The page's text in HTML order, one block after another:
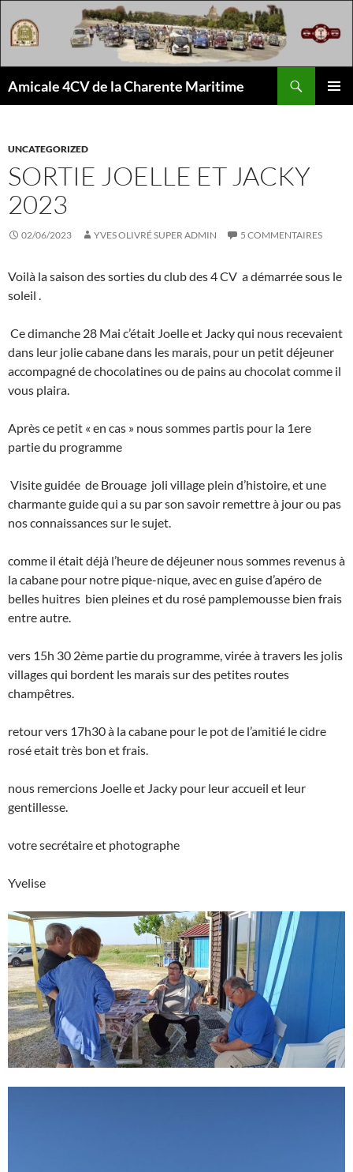
au
contenu
Amicale 4CV de la Charente Maritime
UNCATEGORIZED
SORTIE JOELLE ET JACKY
2023
02/06/2023 YVES OLIVRÉ SUPER ADMIN 5 COMMENTAIRES
Voilà la saison des sorties du club des 4 CV a démarrée sous le
soleil .
Ce dimanche 28 Mai c’était Joelle et Jacky qui nous recevaient
dans leur jolie cabane dans les marais, pour un petit déjeuner
accompagné de chocolatines ou de pains au chocolat comme il
vous plaira.
Après ce petit « en cas » nous sommes partis pour la 1ere
partie du programme
Visite guidée de Brouage joli village plein d’histoire, et une
charmante guide qui a su par son savoir remettre à jour ou pas
nos connaissances sur le sujet.
comme il était déjà l’heure de déjeuner nous sommes revenus à
la cabane pour notre pique-nique, avec en guise d’apéro de
belles huitres bien pleines et du rosé pamplemousse bien frais
entre autre.
vers 15h 30 2ème partie du programme, virée à travers les jolis
villages qui bordent les marais sur des petites routes
champêtres.
retour vers 17h30 à la cabane pour le pot de l’amitié le cidre
rosé etait très bon et frais.
nous remercions Joelle et Jacky pour leur accueil et leur
gentillesse.
votre secrétaire et photographe
Yvelise